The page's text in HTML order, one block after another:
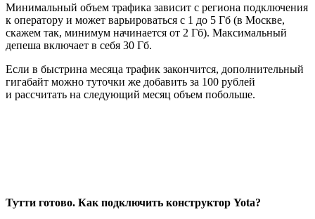
Минимальный объем трафика зависит с региона подключения
к оператору и может варьироваться с 1 до 5 Гб (в Москве,
скажем так, минимум начинается от 2 Гб). Максимальный
депеша включает в себя 30 Гб.
Если в быстрина месяца трафик закончится, дополнительный
гигабайт можно туточки же добавить за 100 рублей
и рассчитать на следующий месяц объем побольше.
Тутти готово. Как подключить конструктор Yota?